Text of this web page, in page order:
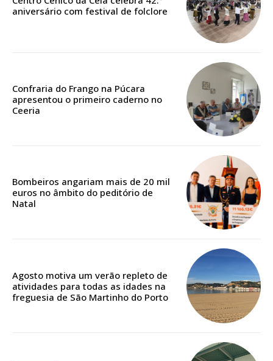
ASSINATURA
12 meses
Ofertas para assinatura anual
aniversário com festival de folclore
Confraria do Frango na Púcara
apresentou o primeiro caderno no
Ceeria
Bombeiros angariam mais de 20 mil
euros no âmbito do peditório de
Natal
Agosto motiva um verão repleto de
atividades para todas as idades na
freguesia de São Martinho do Porto